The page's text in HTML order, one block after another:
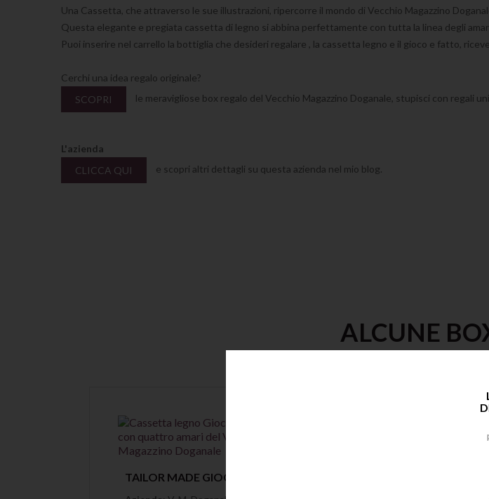
Una Cassetta, che attraverso le sue illustrazioni, ripercorre il mondo di Vecchio Magazzino
Questa elegante e pregiata cassetta di legno si abbina perfettamente con tutta la linea degli
Puoi inserire nel carrello la bottiglia che desideri regalare , la cassetta legno e il gioco e fatto,
Cerchi una idea regalo originale?
SCOPRI
le meravigliose box regalo del Vecchio Magazzino Doganale, stupisci con regali
L'azienda
CLICCA QUI
e scopri altri dettagli su questa azienda nel mio blog.
ALCUNE
Anteprima